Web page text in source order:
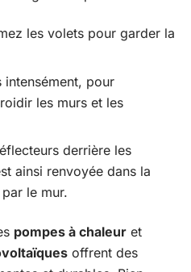
les volets pour garder la
intensément, pour
les murs et les
derrière les
ainsi renvoyée dans la
le mur.
pompes à chaleur et
offrent des